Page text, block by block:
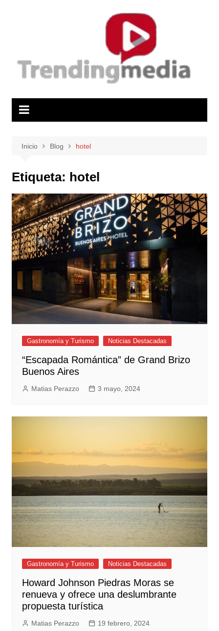
Inicio Blog hotel
Etiqueta: hotel
Gastronomía y Turismo Noticias Destacadas
“Escapada Romántica” de Grand Brizo
Buenos Aires
Matias Perazzo 3 mayo, 2024
Gastronomía y Turismo Noticias Destacadas
Howard Johnson Piedras Moras se
renueva y ofrece una deslumbrante
propuesta turística
Matias Perazzo 19 febrero, 2024